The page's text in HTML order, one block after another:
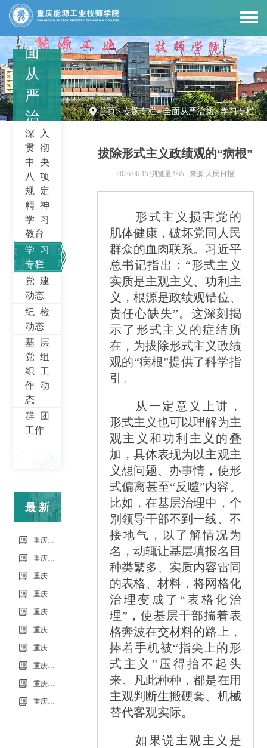
首页>专题专栏>全面从严治党>学习专栏
全
面
从
严
治
党
深入
贯彻
中央
八项
规定
精神
学习
教育
学习
专栏
党建
动态
纪检
动态
基层
党组
织工
作动
态
群团
工作
最新
信息
拔除形式主义政绩观的“病根”
2026.06.15 浏览量:965 来源:人民日报
形式主义损害党的
肌体健康，破坏党同人民
群众的血肉联系。习近平
总书记指出： “形式主义
实质是主观主义、功利主
义，根源是政绩观错位、
责任心缺失”。这深刻揭
示了形式主义的症结所
在，为拔除形式主义政绩
观的“病根”提供了科学指
引。
从一定意义上讲，
形式主义也可以理解为主
观主义和功利主义的叠
加，具体表现为以主观主
义想问题、办事情，使形
式偏离甚至“反噬”内容。
比如，在基层治理中，个
别领导干部不到一线、不
接地气，以了解情况为
名，动辄让基层填报名目
种类繁多、实质内容雷同
的表格、材料，将网格化
治理变成了 “表格化治
理” ，使基层干部揣着表
格奔波在交材料的路上，
捧着手机被“指尖上的形
式主义 ” 压得抬不起头
来。凡此种种，都是在用
主观判断生搬硬套、机械
替代客观实际。
如果说主观主义是